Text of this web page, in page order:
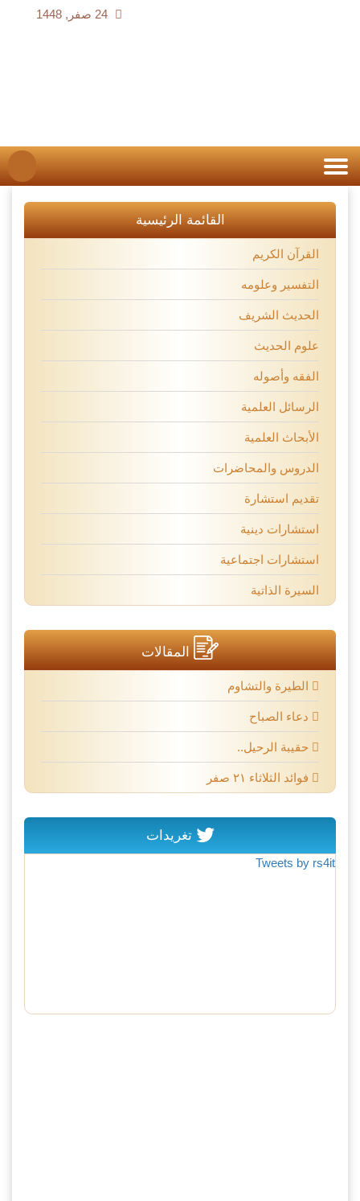
القائمة الرئيسية
القرآن الكريم
التفسير وعلومه
الحديث الشريف
علوم الحديث
الفقه وأصوله
الرسائل العلمية
الأبحاث العلمية
الدروس والمحاضرات
تقديم استشارة
استشارات دينية
استشارات اجتماعية
السيرة الذاتية
المقالات
الطيرة والتشاوم
دعاء الصباح
حقيبة الرحيل..
فوائد الثلاثاء ٢١ صفر
تغريدات
Tweets by rs4it